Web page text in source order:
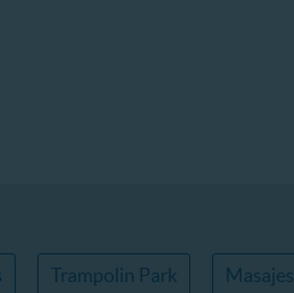
Trampolin Park Masajes